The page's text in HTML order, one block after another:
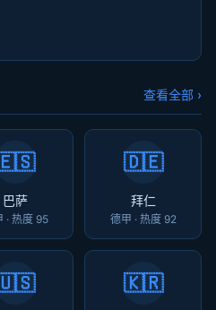
查看全部 ›
巴萨
· 热度 95
🇩🇪
拜仁
德甲 · 热度 92
🇰🇷